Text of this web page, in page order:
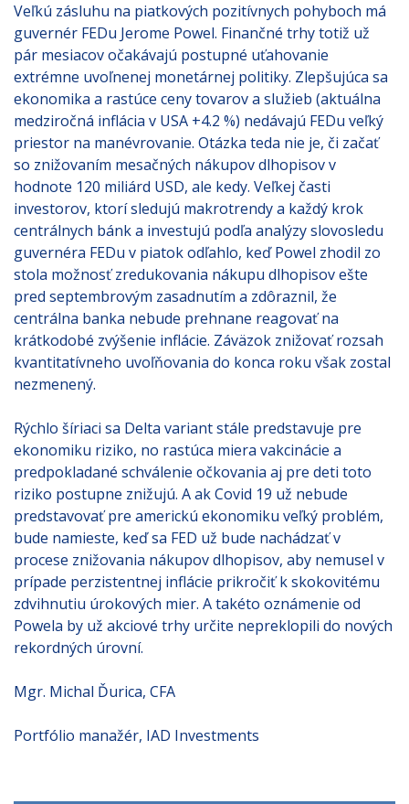
Veľkú zásluhu na piatkových pozitívnych pohyboch má
guvernér FEDu Jerome Powel. Finančné trhy totiž už
pár mesiacov očakávajú postupné uťahovanie
extrémne uvoľnenej monetárnej politiky. Zlepšujúca sa
ekonomika a rastúce ceny tovarov a služieb (aktuálna
medziročná inflácia v USA +4.2 %) nedávajú FEDu veľký
priestor na manévrovanie. Otázka teda nie je, či začať
so znižovaním mesačných nákupov dlhopisov v
hodnote 120 miliárd USD, ale kedy. Veľkej časti
investorov, ktorí sledujú makrotrendy a každý krok
centrálnych bánk a investujú podľa analýzy slovosledu
guvernéra FEDu v piatok odľahlo, keď Powel zhodil zo
stola možnosť zredukovania nákupu dlhopisov ešte
pred septembrovým zasadnutím a zdôraznil, že
centrálna banka nebude prehnane reagovať na
krátkodobé zvýšenie inflácie. Záväzok znižovať rozsah
kvantitatívneho uvoľňovania do konca roku však zostal
nezmenený.
Rýchlo šíriaci sa Delta variant stále predstavuje pre
ekonomiku riziko, no rastúca miera vakcinácie a
predpokladané schválenie očkovania aj pre deti toto
riziko postupne znižujú. A ak Covid 19 už nebude
predstavovať pre americkú ekonomiku veľký problém,
bude namieste, keď sa FED už bude nachádzať v
procese znižovania nákupov dlhopisov, aby nemusel v
prípade perzistentnej inflácie prikročiť k skokovitému
zdvihnutiu úrokových mier. A takéto oznámenie od
Powela by už akciové trhy určite nepreklopili do nových
rekordných úrovní.
Mgr. Michal Ďurica, CFA
Portfólio manažér, IAD Investments